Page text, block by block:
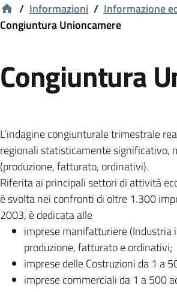
/ Informazioni / Informazione
Congiuntura Unioncamere
Congiuntura
L’indagine congiunturale trimestrale
regionali statisticamente significativo,
(produzione, fatturato, ordinativi).
Riferita ai principali settori di attività
è svolta nei confronti di oltre 1.300
2003, è dedicata alle
imprese manifatturiere (Industria
produzione, fatturato e ordinativi;
imprese delle Costruzioni da 1 a
imprese commerciali da 1 a 500